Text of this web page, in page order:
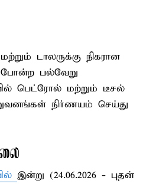
டாலருக்கு நிகரான
போன்ற பல்வேறு
பெட்ரோல் மற்றும் டீசல்
நிர்ணயம் செய்து
இன்று (24.06.2026 - புதன்